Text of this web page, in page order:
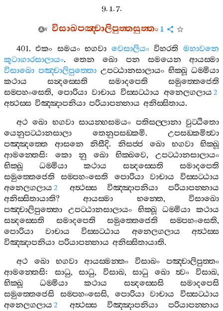
9. 1. 7.
විසාඛපඤ‍්චාලිපුත‍්තසුත‍්තං1
401.එකං සමයං භගවා වෙසාලියං විහරති මහාවනෙ
කූටාගාරසාලායං.තෙන ඛො පන සමයෙන
ආයස‍්මා
විසාඛො පඤ‍්චාලිපුත‍්තො උපට‍්ඨානසාලායං භික‍්ඛූ ධම‍්මියා
කථාය
සන්‍දස‍්සෙති සමාදපෙති
සමුත‍්තෙජෙති
සම‍්පහංසෙති, පොරියා වාචාය විස‍්සට‍්ඨාය අනෙලගලාය 2
අත්‍ථස‍්ස විඤ‍්ඤාපනියා පරියාපන‍්නාය අනිස‍්සිතාය.
අථ ඛො භගවා සායන‍්හසමයං පතිසල‍්ලානා වුට‍්ඨිතො
යෙනුපට‍්ඨානසාලා
තෙනුපසඞ‍්කමි. උපසඞ‍්කමිත්‍වා
පඤ‍්ඤත‍්තෙ
ආසනෙ නිසීදි. නිසජ‍්ජ ඛො භගවා
භික‍්ඛූ
ආමන‍්තෙසි: කො නු ඛො භික‍්ඛවෙ, උපට‍්ඨානසාලායං
භික‍්ඛූ
ධම‍්මියා කථාය සන්‍දස‍්සෙති
සමාදපෙති
සමුත‍්තෙජෙති
සම‍්පහංසෙති පොරියා වාචාය
විස‍්සට‍්ඨාය
අනෙලගලාය 2 අත්‍ථස‍්ස විඤ‍්ඤාපනියා
පරියාපන‍්නාය
අනිස‍්සිතායාති?ආයස‍්මා භන‍්තෙ,විසාඛො
පඤ‍්චාලිපුත‍්තො
උපට‍්ඨානසාලායං භික‍්ඛූ ධම‍්මියා
කථාය
සන්‍දස‍්සෙති
සමාදපෙති සමුත‍්තෙජෙති සම‍්පහංසෙති,
පොරියා
වාචාය විස‍්සට‍්ඨාය අනෙලගලාය
අත්‍ථස‍්ස
විඤ‍්ඤාපනියා පරියාපන‍්නාය අනිස‍්සිතායාති.
අථ
ඛො භගවා ආයස‍්මන‍්තං විසාඛං
පඤ‍්චාලිපුත‍්තං
ආමන‍්තෙසි: සාධු,සාධු, විසාඛ,සාධු ඛො ත්‍වං විසාඛ,
භික‍්ඛූ
ධම‍්මියා කථාය සන්‍දස‍්සෙසි
සමාදපෙසි
සමුත‍්තෙජෙසි
සම‍්පහංසෙසි, පොරියා වාචාය
විස‍්සට‍්ඨාය
අනෙලගලාය 2 අත්‍ථස‍්ස විඤ‍්ඤාපනියා
පරියාපන‍්නාය